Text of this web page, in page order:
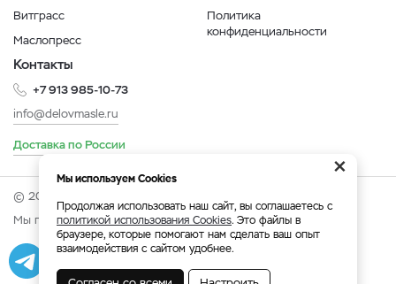
Витграсс
Маслопресс
Политика
конфиденциальности
Контакты
+7 913 985-10-73
info@delovmasle.ru
Доставка по России
© 2026 Интернет-магазин "Дело в масле".
Мы принимаем:
Разработка Веб-аналитика
×
Мы используем Cookies
Продолжая использовать наш сайт, вы соглашаетесь с
политикой использования Cookies. Это файлы в
браузере, которые помогают нам сделать ваш опыт
взаимодействия с сайтом удобнее.